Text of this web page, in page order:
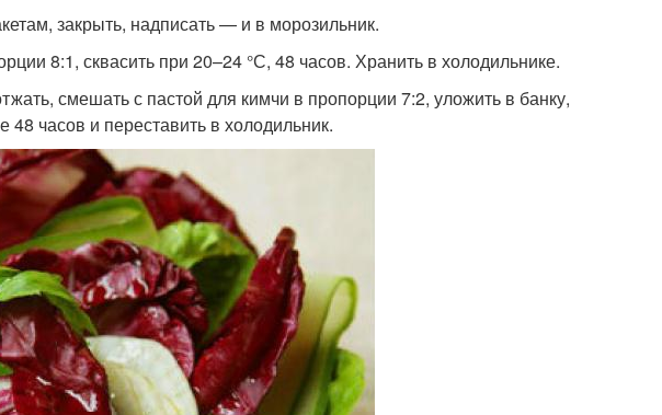
закрыть, надписать — и в морозильник.
8:1, сквасить при 20–24 °С, 48 часов. Хранить в холодильнике.
смешать с пастой для кимчи в пропорции 7:2, уложить в банку,
48 часов и переставить в холодильник.